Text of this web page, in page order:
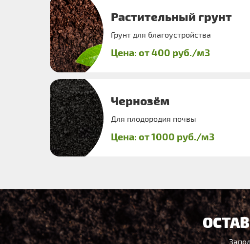
Растительный грунт
Грунт для благоустройства
Цена: от 400 руб./м3
Чернозём
Для плодородия почвы
Цена: от 1000 руб./м3